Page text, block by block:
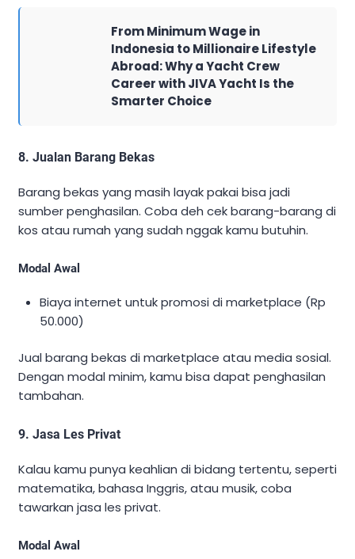
From Minimum Wage in
Indonesia to Millionaire Lifestyle
Abroad: Why a Yacht Crew
Career with JIVA Yacht Is the
Smarter Choice
8. Jualan Barang Bekas
Barang bekas yang masih layak pakai bisa jadi
sumber penghasilan. Coba deh cek barang-barang di
kos atau rumah yang sudah nggak kamu butuhin.
Modal Awal
Biaya internet untuk promosi di marketplace (Rp
50.000)
Jual barang bekas di marketplace atau media sosial.
Dengan modal minim, kamu bisa dapat penghasilan
tambahan.
9. Jasa Les Privat
Kalau kamu punya keahlian di bidang tertentu, seperti
matematika, bahasa Inggris, atau musik, coba
tawarkan jasa les privat.
Modal Awal